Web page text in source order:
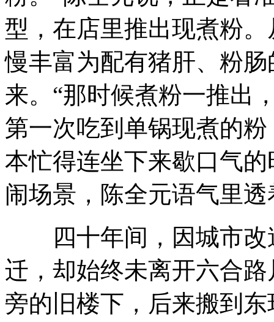
型，在店里推出现煮粉
慢丰富为配有猪肝、粉
来。“那时候煮粉一推出
第一次吃到单锅现煮的
本忙得连坐下来歇口气
闹场景，陈全元语气里
四十年间，因城市改
迁，却始终未离开六合
旁的旧楼下，后来搬到